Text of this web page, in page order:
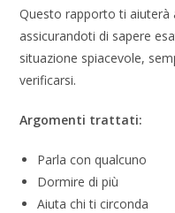
Questo rapporto ti aiuterà
assicurandoti di sapere
situazione spiacevole,
verificarsi.
Argomenti trattati:
Parla con qualcuno
Dormire di più
Aiuta chi ti circonda